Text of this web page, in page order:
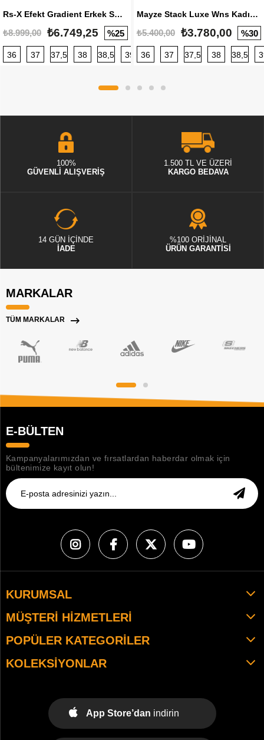
Rs-X Efekt Gradient Erkek Sneaker
₺8.999,00 ₺6.749,25 %25
36 37 37,5 38 38,5 39 40 40,5 41 42 42,5
Mayze Stack Luxe Wns Kadın Sneaker
₺5.400,00 ₺3.780,00 %30
36 37 37,5 38 38,5
100%
GÜVENLİ ALIŞVERİŞ
1.500 TL VE ÜZERİ
KARGO BEDAVA
14 GÜN İÇİNDE
İADE
%100 ORİJİNAL
ÜRÜN GARANTİSİ
MARKALAR
TÜM MARKALAR
E-BÜLTEN
Kampanyalarımızdan ve fırsatlardan haberdar olmak için
bültenimize kayıt olun!
KURUMSAL
MÜŞTERI HIZMETLERI
POPÜLER KATEGORILER
KOLEKSIYONLAR
App Store’dan indirin